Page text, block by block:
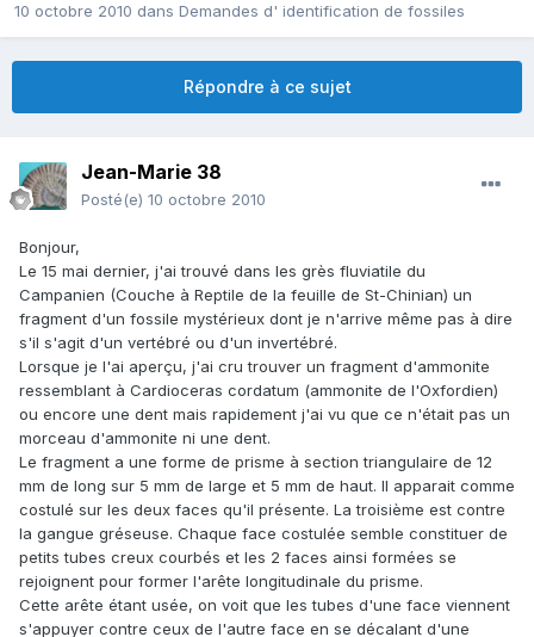
10 octobre 2010 dans Demandes d' identification de fossiles
Répondre à ce sujet
Jean-Marie 38
Posté(e) 10 octobre 2010
Bonjour,
Le 15 mai dernier, j'ai trouvé dans les grès fluviatile du
Campanien (Couche à Reptile de la feuille de St-Chinian) un
fragment d'un fossile mystérieux dont je n'arrive même pas à dire
s'il s'agit d'un vertébré ou d'un invertébré.
Lorsque je l'ai aperçu, j'ai cru trouver un fragment d'ammonite
ressemblant à Cardioceras cordatum (ammonite de l'Oxfordien)
ou encore une dent mais rapidement j'ai vu que ce n'était pas un
morceau d'ammonite ni une dent.
Le fragment a une forme de prisme à section triangulaire de 12
mm de long sur 5 mm de large et 5 mm de haut. Il apparait comme
costulé sur les deux faces qu'il présente. La troisième est contre
la gangue gréseuse. Chaque face costulée semble constituer de
petits tubes creux courbés et les 2 faces ainsi formées se
rejoignent pour former l'arête longitudinale du prisme.
Cette arête étant usée, on voit que les tubes d'une face viennent
s'appuyer contre ceux de l'autre face en se décalant d'une